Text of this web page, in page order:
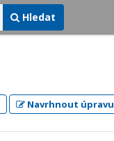
Hledat
Navrhnout úpravu